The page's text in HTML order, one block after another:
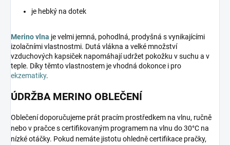
je hebký na dotek
Merino vlna je velmi jemná, pohodlná, prodyšná s vynikajícími
izolačními vlastnostmi. Dutá vlákna a velké množství
vzduchových kapsiček napomáhají udržet pokožku v suchu a v
teple. Díky těmto vlastnostem je vhodná dokonce i pro
ekzematiky.
ÚDRŽBA MERINO OBLEČENÍ
Oblečení doporučujeme prát pracím prostředkem na vlnu, ručně
nebo v pračce s certifikovaným programem na vlnu do 30°C na
nízké otáčky. Pokud nemáte jistotu ohledně certifikace pračky,